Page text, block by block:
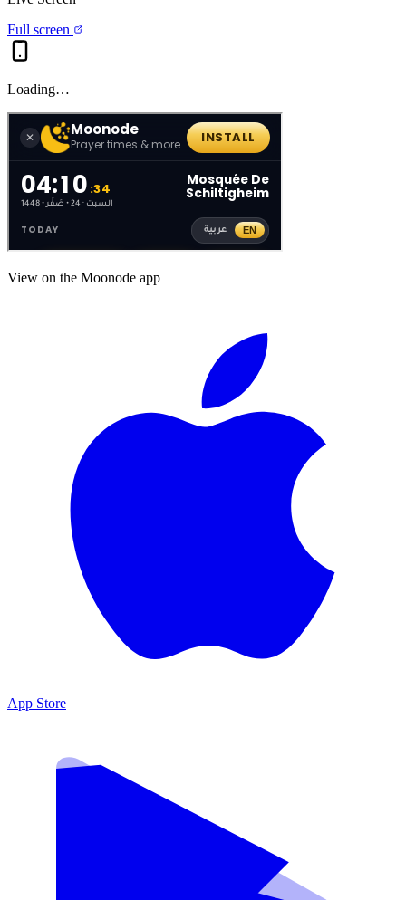
Full screen
Loading…
View on the Moonode app
App Store